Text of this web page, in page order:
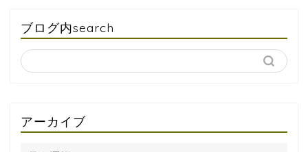
ブログ内search
アーカイブ